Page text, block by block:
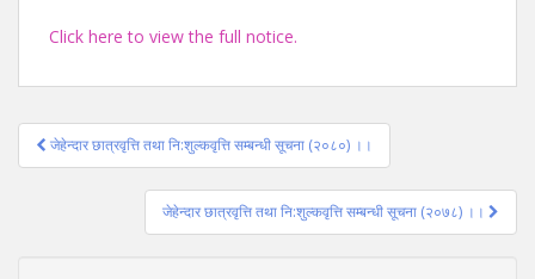
Click here to view the full notice.
Post
navigation
जेहेन्दार छात्रवृत्ति तथा नि:शुल्कवृत्ति सम्बन्धी सूचना (२०८०) ।।
जेहेन्दार छात्रवृत्ति तथा नि:शुल्कवृत्ति सम्बन्धी सूचना (२०७८) ।।